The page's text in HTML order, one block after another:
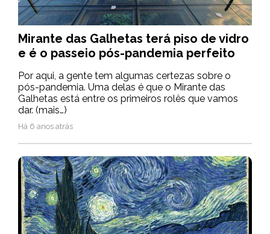
Mirante das Galhetas terá piso de vidro
e é o passeio pós-pandemia perfeito
Por aqui, a gente tem algumas certezas sobre o
pós-pandemia. Uma delas é que o Mirante das
Galhetas está entre os primeiros rolês que vamos
dar. (mais…)
Há 6 anos atrás